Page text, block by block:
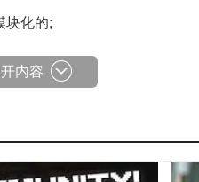
块化的;
己的个性和风格。
更换发动机、调整悬挂系统。
内容